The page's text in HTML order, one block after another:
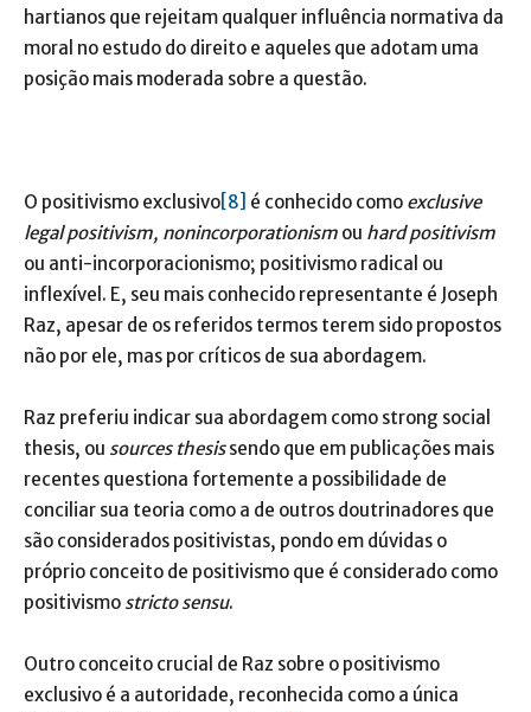
hartianos que rejeitam qualquer influência normativa da
moral no estudo do direito e aqueles que adotam uma
posição mais moderada sobre a questão.
O positivismo exclusivo[8] é conhecido como exclusive
legal positivism, nonincorporationism ou hard positivism
ou anti-incorporacionismo; positivismo radical ou
inflexível. E, seu mais conhecido representante é Joseph
Raz, apesar de os referidos termos terem sido propostos
não por ele, mas por críticos de sua abordagem.
Raz preferiu indicar sua abordagem como strong social
thesis, ou sources thesissendo que em publicações mais
recentes questiona fortemente a possibilidade de
conciliar sua teoria como a de outros doutrinadores que
são considerados positivistas, pondo em dúvidas o
próprio conceito de positivismo que é considerado como
positivismo stricto sensu.
Outro conceito crucial de Raz sobre o positivismo
exclusivo é a autoridade, reconhecida como a única